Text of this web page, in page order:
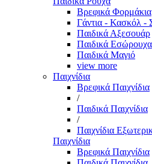
Βρεφικά Φορμάκια
Γάντια - Κασκόλ -
Παιδικά Αξεσουάρ
Παιδικά Εσώρουχα
Παιδικά Μαγιό
view more
Παιχνίδια
Βρεφικά Παιχνίδια
/
Παιδικά Παιχνίδια
/
Παιχνίδια
Παιχνίδια
Βρεφικά Παιχνίδια